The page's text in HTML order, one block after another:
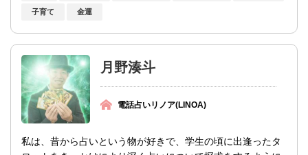
子育て 金運
月野湊斗
電話占いリノア(LINOA)
私は、昔から占いという物が好きで、学生の頃に出逢ったタ